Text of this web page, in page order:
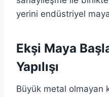
yerini endüstriyel
Ekşi Maya
Yapılışı
Büyük metal olmayan